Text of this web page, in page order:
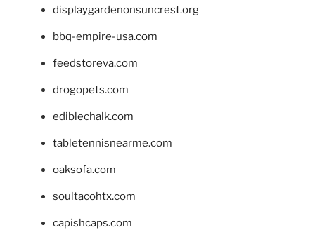
displaygardenonsuncrest.org
bbq-empire-usa.com
feedstoreva.com
drogopets.com
ediblechalk.com
tabletennisnearme.com
oaksofa.com
soultacohtx.com
capishcaps.com